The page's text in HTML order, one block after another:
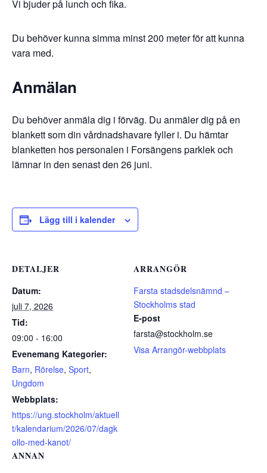
Vi bjuder på lunch och fika.
Du behöver kunna simma minst 200 meter för att kunna
vara med.
Anmälan
Du behöver anmäla dig i förväg. Du anmäler dig på en
blankett som din vårdnadshavare fyller i. Du hämtar
blanketten hos personalen i Forsängens parklek och
lämnar in den senast den 26 juni.
Lägg till i kalender
DETALJER
Datum:
juli 7, 2026
Tid:
09:00 - 16:00
Evenemang Kategorier:
Barn, Rörelse, Sport,
Ungdom
Webbplats:
https://ung.stockholm/aktuell
t/kalendarium/2026/07/dagk
ollo-med-kanot/
ARRANGÖR
Farsta stadsdelsnämnd –
Stockholms stad
E-post
farsta@stockholm.se
Visa Arrangör-webbplats
ANNAN